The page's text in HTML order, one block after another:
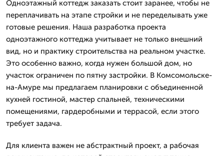
Одноэтажный коттедж заказать стоит заранее, чтобы не
переплачивать на этапе стройки и не переделывать уже
готовые решения. Наша разработка проекта
одноэтажного коттеджа учитывает не только внешний
вид, но и практику строительства на реальном участке.
Это особенно важно, когда нужен большой дом, но
участок ограничен по пятну застройки. В Комсомольске-
на-Амуре мы предлагаем планировки с объединенной
кухней гостиной, мастер спальней, техническими
помещениями, гардеробными и террасой, если этого
требует задача.
Для клиента важен не абстрактный проект, а рабочая